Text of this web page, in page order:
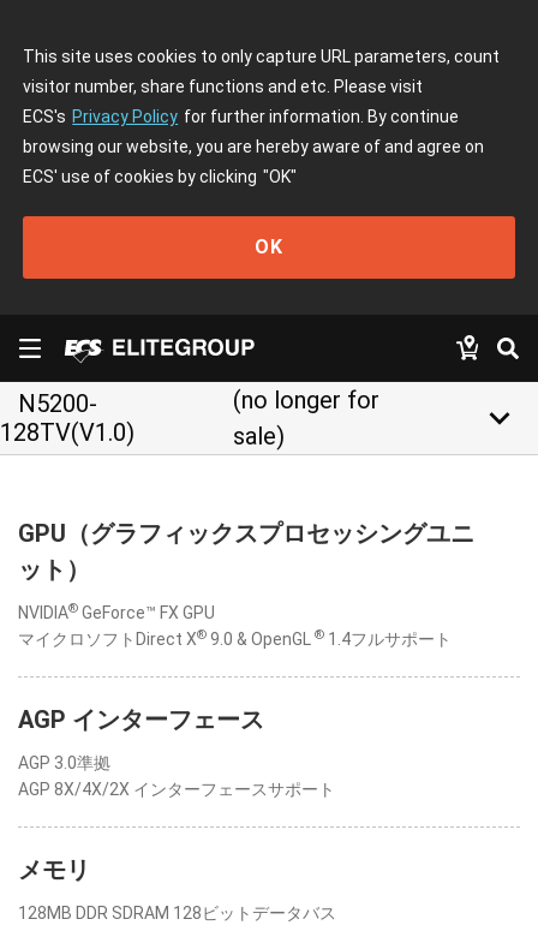
This site uses cookies to only capture URL parameters, count
visitor number, share functions and etc. Please visit
ECS's Privacy Policy for further information. By continue
browsing our website, you are hereby aware of and agree on
ECS' use of cookies by clicking "OK"
OK
N5200-
128TV(V1.0)
(no longer for
sale)
keyboard_arrow_down
GPU（グラフィックスプロセッシングユニ
ット）
NVIDIA® GeForce™ FX GPU
マイクロソフトDirect X® 9.0 & OpenGL ® 1.4フルサポート
AGP インターフェース
AGP 3.0準拠
AGP 8X/4X/2X インターフェースサポート
メモリ
128MB DDR SDRAM 128ビットデータバス